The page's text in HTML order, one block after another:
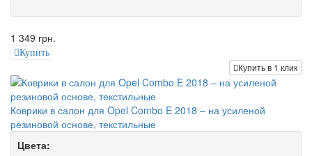
1 349 грн.
Купить
Купить в 1 клик
Коврики в салон для Opel Combo E 2018 – на усиленой
резиновой основе, текстильные
Цвета: